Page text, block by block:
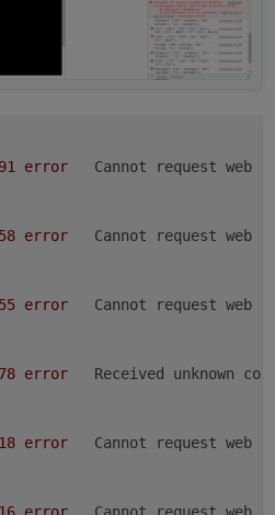
error Cannot request web
error Cannot request web
error Cannot request web
error Received unknown
error Cannot request web